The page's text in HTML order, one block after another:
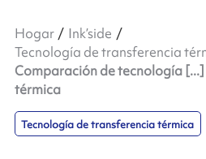
Hogar
Ink’side
Tecnología de transferencia
Comparación de tecnología
térmica
Tecnología de transferencia térmica